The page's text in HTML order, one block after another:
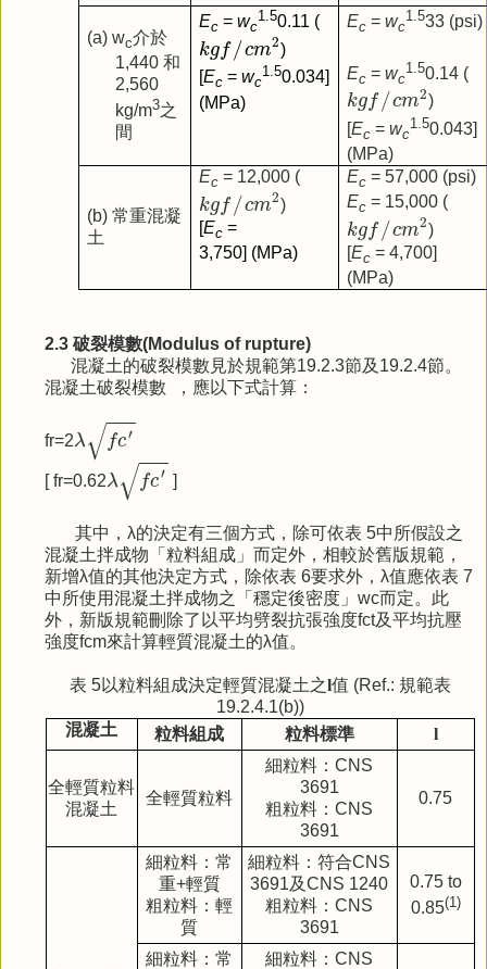
(a) wc介於
1,440和
2,560
kg/m3之
間
Ec = wc
1.50.11 (
kgf /cm2
k g f/ c m 2
)
[Ec = wc
1.50.034]
(MPa)
Ec = wc
1.533(psi)
Ec = wc
1.50.14(
kgf /cm2
k g f/ c m 2
)
[Ec = wc
1.50.043]
(MPa)
(b) 常重混凝
土
Ec = 12,000(
kgf /cm2
k g / c m 2
)
[Ec =
3,750] (MPa)
Ec = 57,000(psi)
Ec = 15,000(
kgf /cm2
k g / c m 2
)
[Ec = 4,700]
(MPa)
2.3 破裂模數(Modulus of rupture)
混凝土的破裂模數見於規範第19.2.3節及19.2.4節。
混凝土破裂模數 ，應以下式計算：
fr=2λ
λ √fc′
′
[ fr=0.62λ
λ √fc′
′
]
其中，λ的決定有三個方式，除可依表 5中所假設之
混凝土拌成物「粒料組成」而定外，相較於舊版規範，
新增λ值的其他決定方式，除依表 6要求外，λ值應依表 7
中所使用混凝土拌成物之「穩定後密度」wc而定。此
外，新版規範刪除了以平均劈裂抗張強度fct及平均抗壓
強度fcm來計算輕質混凝土的λ值。
表 5以粒料組成決定輕質混凝土之l值 (Ref.: 規範表
19.2.4.1(b))
混凝土
粒料組成 粒料標準 l
全輕質粒料
混凝土
全輕質粒料
細粒料：CNS
3691
粗粒料：CNS
3691
0.75
細粒料：常
重+輕質
粗粒料：輕
質
細粒料：符合CNS
3691及CNS 1240
粗粒料：CNS
3691
0.75 to
0.85(1)
細粒料：常
細粒料：CNS